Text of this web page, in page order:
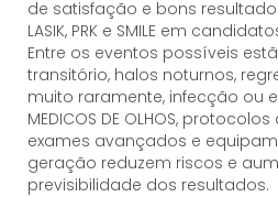
de satisfação e bons
LASIK, PRK e SMILE em
Entre os eventos possíveis
transitório, halos noturnos,
muito raramente, infecção ou
MEDICOS DE OLHOS,
exames avançados e
geração reduzem riscos e
previsibilidade dos resultados.